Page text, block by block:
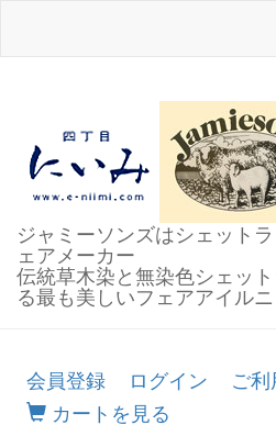
ジャミーソンズはシェット
ェアメーカー
伝統草木染と無染色シェッ
る最も美しいフェアアイル
会員登録 ログイン ご
カートを見る